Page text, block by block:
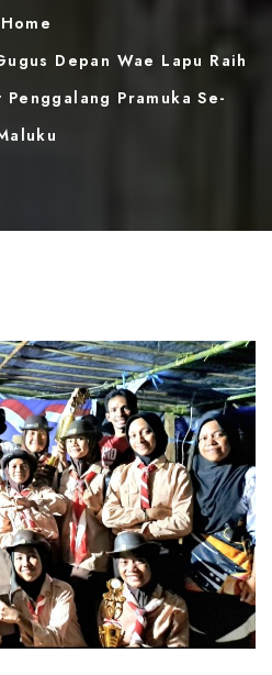
Home
Depan Wae Lapu Raih
Penggalang Pramuka Se-